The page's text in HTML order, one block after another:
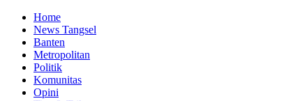
Home
News Tangsel
Banten
Metropolitan
Politik
Komunitas
Opini